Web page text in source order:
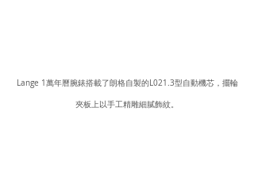
Lange 1萬年曆腕錶搭載了朗格自製的L021.3型自動機芯，擺輪
夾板上以手工精雕細膩飾紋。